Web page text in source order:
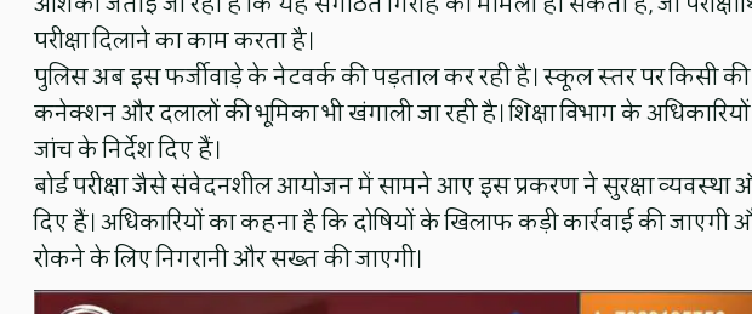
परीक्षा दिलाने का काम करता है।
पुलिस अब इस फर्जीवाड़े के नेटवर्क की पड़ताल कर रही है। स्कूल स्तर पर किसी की
कनेक्शन और दलालों की भूमिका भी खंगाली जा रही है। शिक्षा विभाग के
जांच के निर्देश दिए हैं।
बोर्ड परीक्षा जैसे संवेदनशील आयोजन में सामने आए इस प्रकरण ने सुरक्षा व्यवस्था
दिए हैं। अधिकारियों का कहना है कि दोषियों के खिलाफ कड़ी कार्रवाई की जाएगी
रोकने के लिए निगरानी और सख्त की जाएगी।